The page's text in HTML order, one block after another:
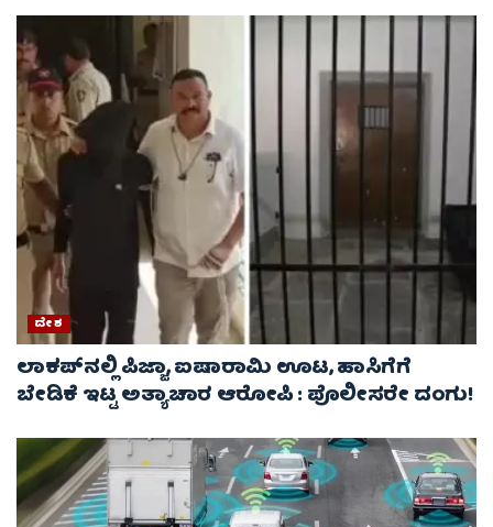
ದೇಶ
ಲಾಕಪ್‌ನಲ್ಲಿ ಪಿಜ್ಜಾ, ಐಷಾರಾಮಿ ಊಟ, ಹಾಸಿಗೆಗೆ
ಬೇಡಿಕೆ ಇಟ್ಟ ಅತ್ಯಾಚಾರ ಆರೋಪಿ : ಪೊಲೀಸರೇ ದಂಗು!